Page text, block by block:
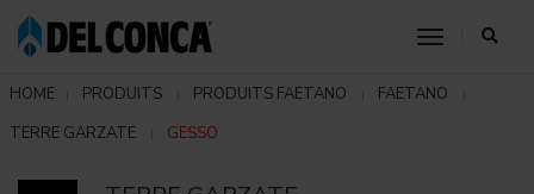
toggle
HOME PRODUITS PRODUITS FAETANO
FAETANO
TERRE GARZATE
GESSO